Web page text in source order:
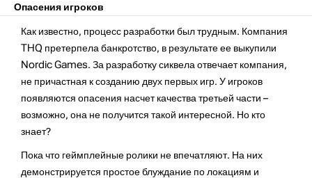
Опасения игроков
Как известно, процесс разработки был трудным. Компания
THQ претерпела банкротство, в результате ее выкупили
Nordic Games. За разработку сиквела отвечает компания,
не причастная к созданию двух первых игр. У игроков
появляются опасения насчет качества третьей части –
возможно, она не получится такой интересной. Но кто
знает?
Пока что геймплейные ролики не впечатляют. На них
демонстрируется простое блуждание по локациям и